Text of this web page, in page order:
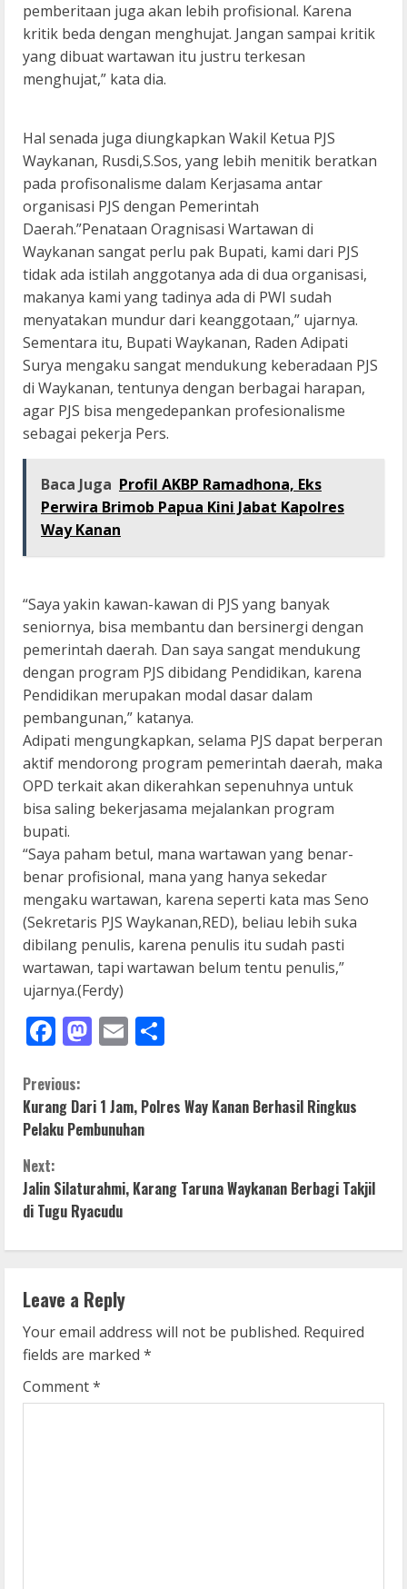
pemberitaan juga akan lebih profisional. Karena
kritik beda dengan menghujat. Jangan sampai kritik
yang dibuat wartawan itu justru terkesan
menghujat,” kata dia.
Hal senada juga diungkapkan Wakil Ketua PJS
Waykanan, Rusdi,S.Sos, yang lebih menitik beratkan
pada profisonalisme dalam Kerjasama antar
organisasi PJS dengan Pemerintah
Daerah.”Penataan Oragnisasi Wartawan di
Waykanan sangat perlu pak Bupati, kami dari PJS
tidak ada istilah anggotanya ada di dua organisasi,
makanya kami yang tadinya ada di PWI sudah
menyatakan mundur dari keanggotaan,” ujarnya.
Sementara itu, Bupati Waykanan, Raden Adipati
Surya mengaku sangat mendukung keberadaan PJS
di Waykanan, tentunya dengan berbagai harapan,
agar PJS bisa mengedepankan profesionalisme
sebagai pekerja Pers.
Baca Juga Profil AKBP Ramadhona, Eks
Perwira Brimob Papua Kini Jabat Kapolres
Way Kanan
“Saya yakin kawan-kawan di PJS yang banyak
seniornya, bisa membantu dan bersinergi dengan
pemerintah daerah. Dan saya sangat mendukung
dengan program PJS dibidang Pendidikan, karena
Pendidikan merupakan modal dasar dalam
pembangunan,” katanya.
Adipati mengungkapkan, selama PJS dapat berperan
aktif mendorong program pemerintah daerah, maka
OPD terkait akan dikerahkan sepenuhnya untuk
bisa saling bekerjasama mejalankan program
bupati.
“Saya paham betul, mana wartawan yang benar-
benar profisional, mana yang hanya sekedar
mengaku wartawan, karena seperti kata mas Seno
(Sekretaris PJS Waykanan,RED), beliau lebih suka
dibilang penulis, karena penulis itu sudah pasti
wartawan, tapi wartawan belum tentu penulis,”
ujarnya.(Ferdy)
Facebook
Mastodon
Email
C
o
n
t
i
n
u
e
R
Previous:
Kurang Dari 1 Jam, Polres Way Kanan Berhasil Ringkus
Pelaku Pembunuhan
Next:
Jalin Silaturahmi, Karang Taruna Waykanan Berbagi Takjil
di Tugu Ryacudu
Leave a Reply
Your email address will not be published. Required
fields are marked *
Comment*